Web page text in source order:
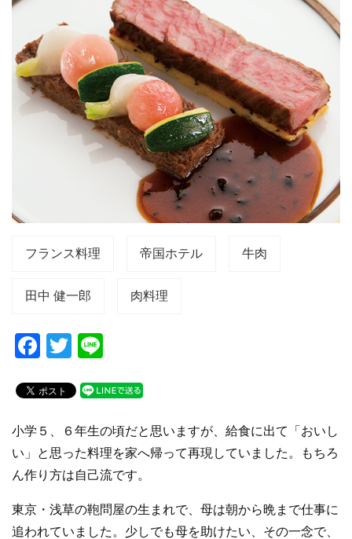
フランス料理 帝国ホテル 牛肉
田中 健一郎 肉料理
F
c
e
b
o
o
k
T
tt
er
e
小学５、６年生の頃だと思いますが、給食に出て「おいし
い」と思った料理を家へ帰って再現していました。もちろ
ん作り方は自己流です。
東京・浅草の鞄問屋の生まれで、母は朝から晩まで仕事に
追われていました。少しでも母を助けたい、その一念で、